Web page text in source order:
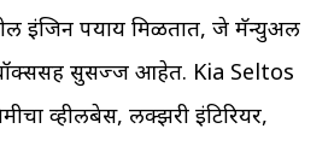
इंजिन पर्याय मिळतात, जे मॅन्युअल
सुसज्ज आहेत. Kia Seltos
व्हीलबेस, लक्झरी इंटिरियर,